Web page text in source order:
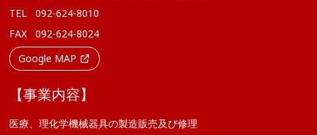
TEL
092-624-8010
FAX
092-624-8024
Google MAP
【事業内容】
医療、理化学機械器具の製造販売及び修理